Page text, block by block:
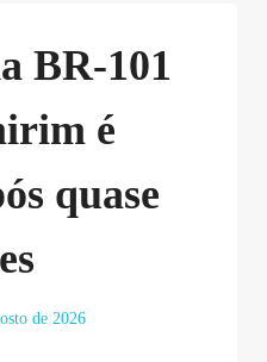
BR-101
é
quase
de 2026